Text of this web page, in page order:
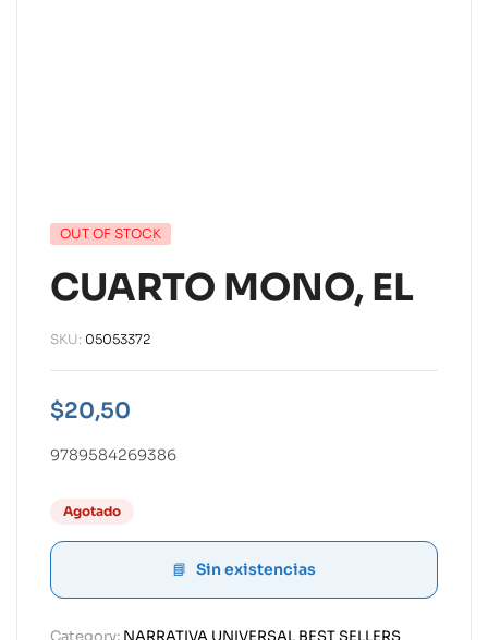
OUT OF STOCK
CUARTO MONO, EL
SKU: 05053372
$20,50
9789584269386
Agotado
Sin existencias
Category: NARRATIVA UNIVERSAL BEST SELLERS